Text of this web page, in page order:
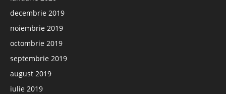
decembrie 2019
noiembrie 2019
octombrie 2019
septembrie 2019
august 2019
iulie 2019